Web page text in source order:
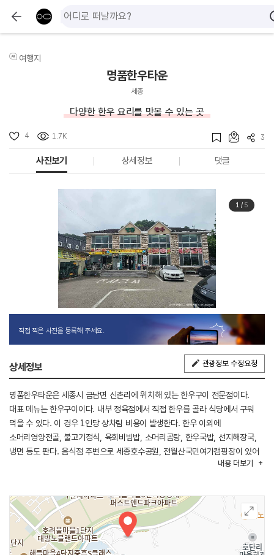
여행지
명품한우타운
세종
다양한 한우 요리를 맛볼 수 있는 곳
4 1.7K 3
사진보기 상세정보 댓글
1/ 5
직접 찍은 사진을 등록해 주세요.
상세정보 관광정보 수정요청
명품한우타운은 세종시 금남면 신촌리에 위치해 있는 한우구이 전문점이다.
대표 메뉴는 한우구이이다. 내부 정육점에서 직접 한우를 골라 식당에서 구워
먹을 수 있다. 이 경우 1인당 상차림 비용이 발생한다. 한우 이외에
소머리영양전골, 불고기정식, 육회비빔밥, 소머리곰탕, 한우국밥, 선지해장국,
냉면 등도 판다. 음식점 주변으로 세종호수공원, 전월산국민여가캠핑장이 있어
내용 더보기